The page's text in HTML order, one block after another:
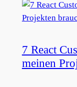
7 React
meinen